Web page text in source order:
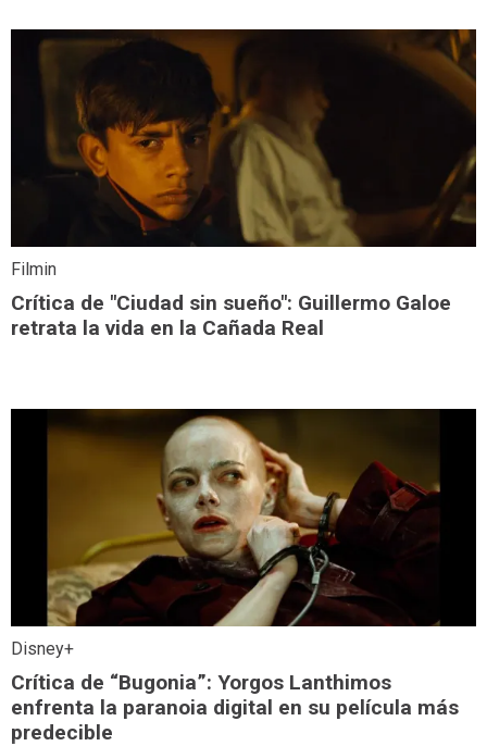
Filmin
Crítica de "Ciudad sin sueño": Guillermo Galoe
retrata la vida en la Cañada Real
Disney+
Crítica de “Bugonia”: Yorgos Lanthimos
enfrenta la paranoia digital en su película más
predecible